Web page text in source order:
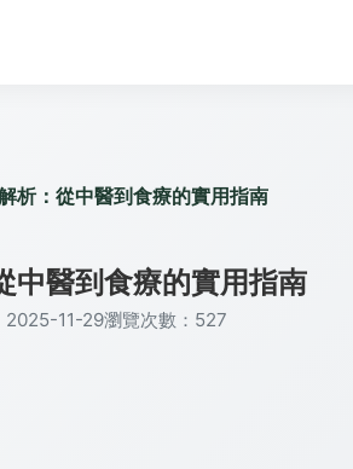
析：從中醫到食療的實用指南
中醫到食療的實用指南
2025-11-29瀏覽次數：527